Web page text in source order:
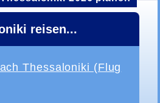
reisen...
Thessaloniki (Flug